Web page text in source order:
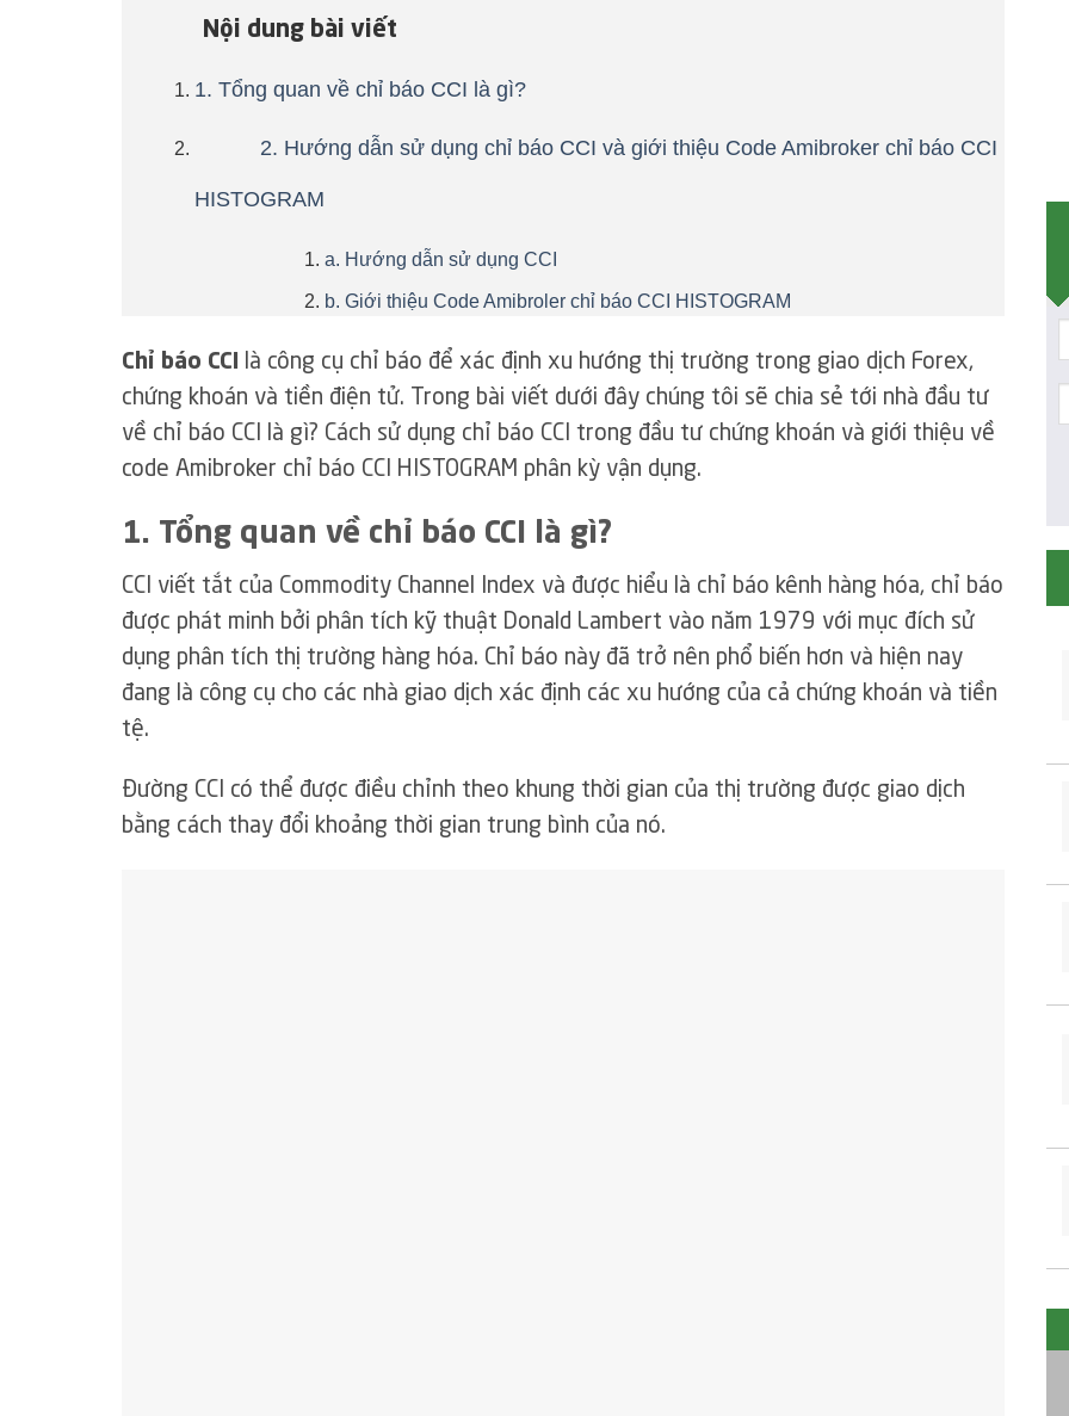
Nội dung bài viết
1. Tổng quan về chỉ báo CCI là gì?
2. Hướng dẫn sử dụng chỉ báo CCI và giới thiệu Code Amibroker chỉ báo CCI
HISTOGRAM
a. Hướng dẫn sử dụng CCI
b. Giới thiệu Code Amibroler chỉ báo CCI HISTOGRAM
Chỉ báo CCI
là công cụ chỉ báo để xác định xu hướng thị trường trong giao dịch Forex,
chứng khoán và tiền điện tử. Trong bài viết dưới đây chúng tôi sẽ chia sẻ tới nhà đầu tư
về chỉ báo CCI là gì? Cách sử dụng chỉ báo CCI trong đầu tư chứng khoán và giới thiệu về
code Amibroker chỉ báo CCI HISTOGRAM phân kỳ vận dụng.
1. Tổng quan về chỉ báo CCI là gì?
CCI viết tắt của Commodity Channel Index và được hiểu là chỉ báo kênh hàng hóa, chỉ báo
được phát minh bởi phân tích kỹ thuật Donald Lambert vào năm 1979 với mục đích sử
dụng phân tích thị trường hàng hóa. Chỉ báo này đã trở nên phổ biến hơn và hiện nay
đang là công cụ cho các nhà giao dịch xác định các xu hướng của cả chứng khoán và tiền
tệ.
Đường CCI có thể được điều chỉnh theo khung thời gian của thị trường được giao dịch
bằng cách thay đổi khoảng thời gian trung bình của nó.